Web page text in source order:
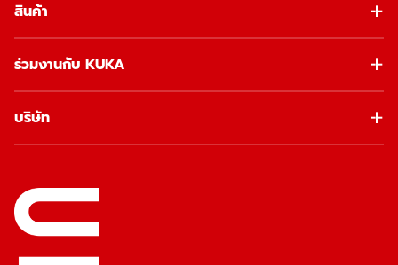
สินค้า
ร่วมงานกับ KUKA
บริษัท